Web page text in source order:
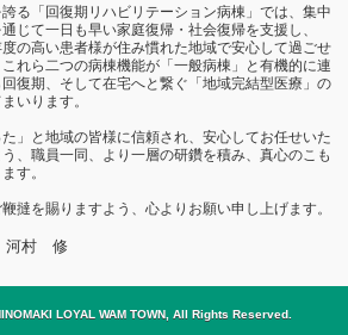
る「回復期リハビリテーション病棟」では、集中
じて一日も早い家庭復帰・社会復帰を支援し、
度の高い患者様が住み慣れた地域で安心して過ごせ
れら二つの病棟機能が「一般病棟」と有機的に連
復期、そして在宅へと繋ぐ「地域完結型医療」の
いります。
た」と地域の皆様に信頼され、安心してお任せいた
、職員一同、より一層の研鑽を積み、真心のこも
す。
撻を賜りますよう、心よりお願い申し上げます。
河村 修
LOYAL WAM TOWN, All Rights Reserved.